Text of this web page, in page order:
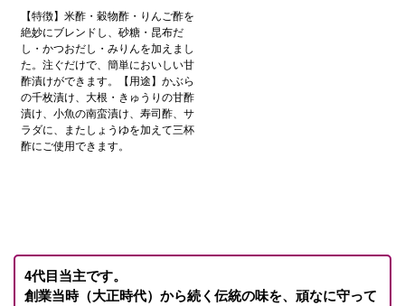
【特徴】米酢・穀物酢・りんご酢を
絶妙にブレンドし、砂糖・昆布だ
し・かつおだし・みりんを加えまし
た。注ぐだけで、簡単においしい甘
酢漬けができます。【用途】かぶら
の千枚漬け、大根・きゅうりの甘酢
漬け、小魚の南蛮漬け、寿司酢、サ
ラダに、またしょうゆを加えて三杯
酢にご使用できます。
4代目当主です。
創業当時（大正時代）から続く伝統の味を、頑なに守って